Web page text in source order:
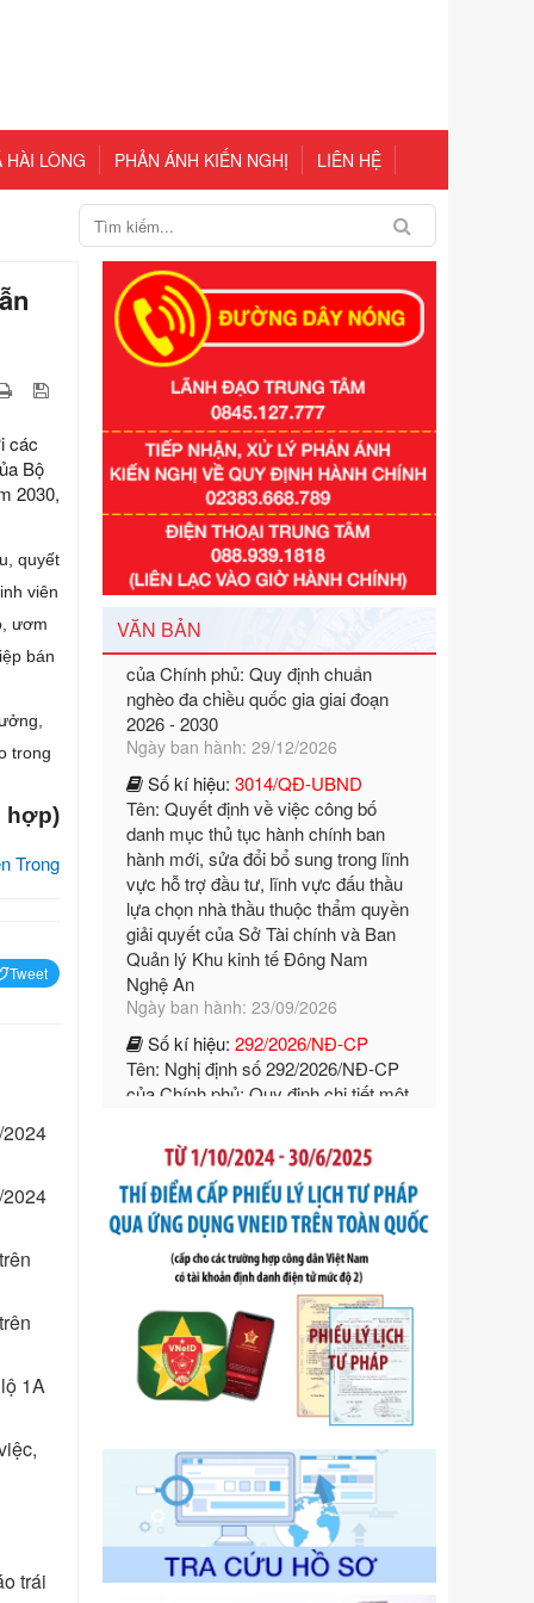
HÀI LÒNG PHẢN ÁNH KIẾN NGHỊ LIÊN HỆ
các
Bộ
2030,
quyết
viên
ươm
bán
trong
hợp)
Trong
Tweet
1A
trái
VĂN BẢN
Số kí hiệu:351/2025/NĐ-CP
Tên: Nghị định số 351/2025/NĐ-CP
của Chính phủ: Quy định chuẩn
nghèo đa chiều quốc gia giai đoạn
2026 - 2030
Ngày ban hành: 29/12/2026
Số kí hiệu:
Tên: Quyết định về việc công bố
danh mục thủ tục hành chính ban
hành mới, sửa đổi bổ sung trong lĩnh
vực hỗ trợ đầu tư, lĩnh vực đấu thầu
lựa chọn nhà thầu thuộc thẩm quyền
giải quyết của Sở Tài chính và Ban
Quản lý Khu kinh tế Đông Nam
Nghệ An
Ngày ban hành: 23/09/2026
Số kí hiệu:
Tên: Nghị định số 292/2026/NĐ-CP
của Chính phủ: Quy định chi tiết một
số điều và biện pháp để tổ chức,
hướng dẫn thi hành Luật Quản lý
Số kí hiệu:292/2026/NĐ-CP
Tên: Nghị định số 292/2026/NĐ-CP
của Chính phủ: Quy định chi tiết một
số điều và biện pháp để tổ chức,
hướng dẫn thi hành Luật Quản lý
Ngày ban hành: 21/07/2026
Số kí hiệu: 105/2026/TT-BTC
Tên: Thông tư số 105/2026/TT-BTC
của Bộ Tài chính: Bãi bỏ Thông tư số
87/2019/TT- BТC ngày 19 tháng 12
năm 2019 của Bộ trưởng Bộ Tài
chính hướng dẫn thực hiện xử phạt
vi phạm hành chính trong lĩnh vực
kho bạc nhà nước
Ngày ban hành: 21/07/2026
Số kí hiệu:291/2026/NĐ-CP